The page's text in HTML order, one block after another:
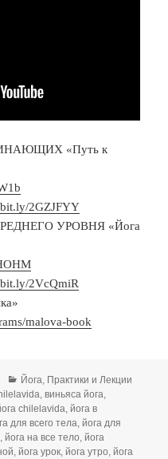
«Путь к
2GZJFYY
УРОВНЯ «Йога
2VcQmiR
malova-book
Рубрики
Йога, Практики и Лекции
,виньяса йога,
chilelavida,йога в
для всего тела,йога для
,йога на все тело,йога
,йога урок,йога утро,йога